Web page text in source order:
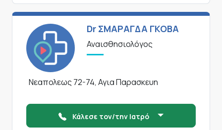
Dr ΣΜΑΡΑΓΔΑ ΓΚΟΒΑ
Αναισθησιολόγος
Νεαπολεως 72-74, Αγια Παρασκευη
Κάλεσε τον/την Ιατρό